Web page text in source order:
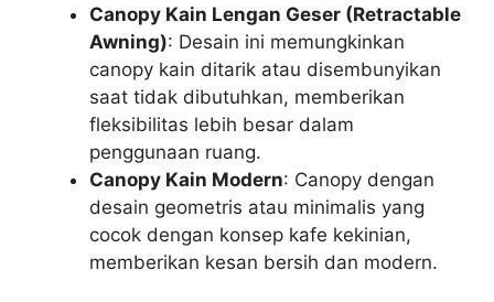
Canopy Kain Lengan Geser (Retractable
Awning): Desain ini memungkinkan
canopy kain ditarik atau disembunyikan
saat tidak dibutuhkan, memberikan
fleksibilitas lebih besar dalam
penggunaan ruang.
Canopy Kain Modern: Canopy dengan
desain geometris atau minimalis yang
cocok dengan konsep kafe kekinian,
memberikan kesan bersih dan modern.